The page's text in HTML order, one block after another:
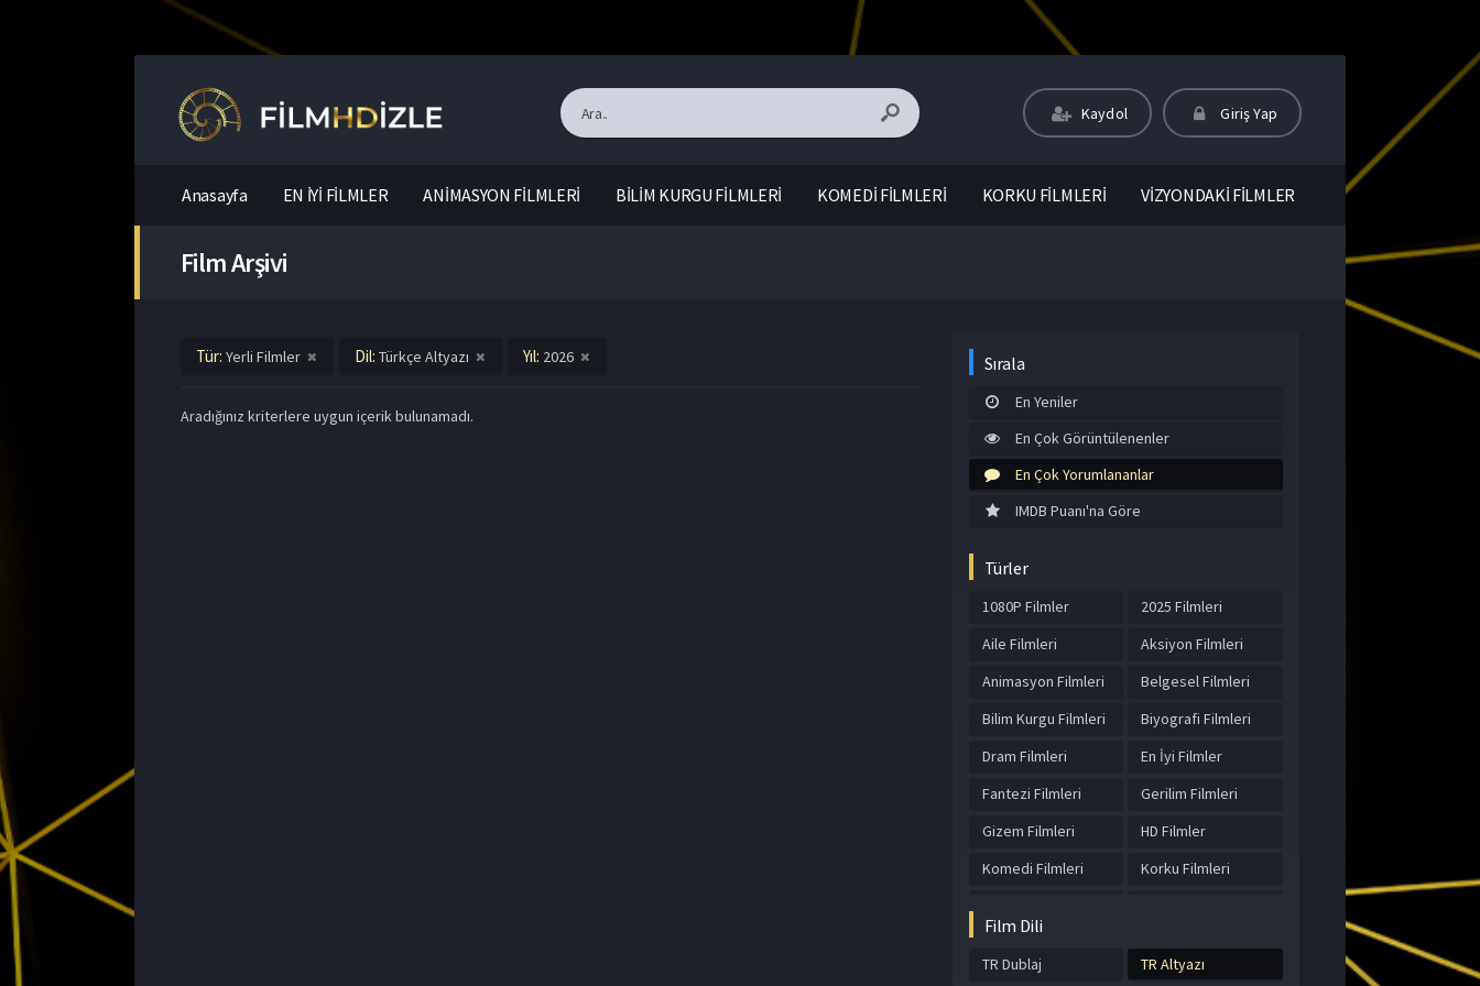
Kaydol Giriş Yap
Anasayfa EN İYİ FİLMLER ANİMASYON FİLMLERİ BİLİM KURGU FİLMLERİ KOMEDİ FİLMLERİ KORKU FİLMLERİ VİZYONDAKİ FİLMLER
Film Arşivi
Tür: Yerli Filmler Dil: Türkçe Altyazı Yıl: 2026
Aradığınız kriterlere uygun içerik bulunamadı.
Sırala
En Yeniler
En Çok Görüntülenenler
En Çok Yorumlananlar
IMDB Puanı'na Göre
Türler
1080P Filmler
2025 Filmleri
Aile Filmleri
Aksiyon Filmleri
Animasyon Filmleri
Belgesel Filmleri
Bilim Kurgu Filmleri
Biyografi Filmleri
Dram Filmleri
En İyi Filmler
Fantezi Filmleri
Gerilim Filmleri
Gizem Filmleri
HD Filmler
Komedi Filmleri
Korku Filmleri
Tarih Filmleri
Film Dili
TR Dublaj TR Altyazı